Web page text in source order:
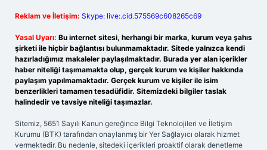
Reklam ve İletişim: Skype: live:.cid.575569c608265c69
Yasal Uyarı: Bu internet sitesi, herhangi bir marka, kurum veya şahıs
şirketi ile hiçbir bağlantısı bulunmamaktadır. Sitede yalnızca kendi
hazırladığımız makaleler paylaşılmaktadır. Burada yer alan içerikler
haber niteliği taşımamakta olup, gerçek kurum ve kişiler hakkında
paylaşım yapılmamaktadır. Gerçek kurum ve kişiler ile isim
benzerlikleri tamamen tesadüfidir. Sitemizdeki bilgiler taslak
halindedir ve tavsiye niteliği taşımazlar.
Sitemiz, 5651 Sayılı Kanun gereğince Bilgi Teknolojileri ve İletişim
Kurumu (BTK) tarafından onaylanmış bir Yer Sağlayıcı olarak hizmet
vermektedir. Bu nedenle, sitedeki içerikleri proaktif olarak denetleme